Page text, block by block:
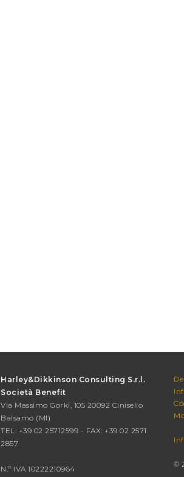
Harley&Dikkinson Consulting S.r.l.
Società Benefit
Via Massimo Gorki, 105 20092 Cinisello
Balsamo (MI)
TEL: +39 02 25712599 - FAX: +39 02 2571
2857
N.º IVA 10222210964
©